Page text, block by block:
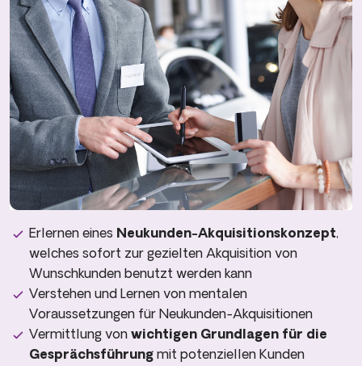
Erlernen eines Neukunden-Akquisitionskonzept,
welches sofort zur gezielten Akquisition von
Wunschkunden benutzt werden kann
Verstehen und Lernen von mentalen
Voraussetzungen für Neukunden-Akquisitionen
Vermittlung von wichtigen Grundlagen für die
Gesprächsführung mit potenziellen Kunden